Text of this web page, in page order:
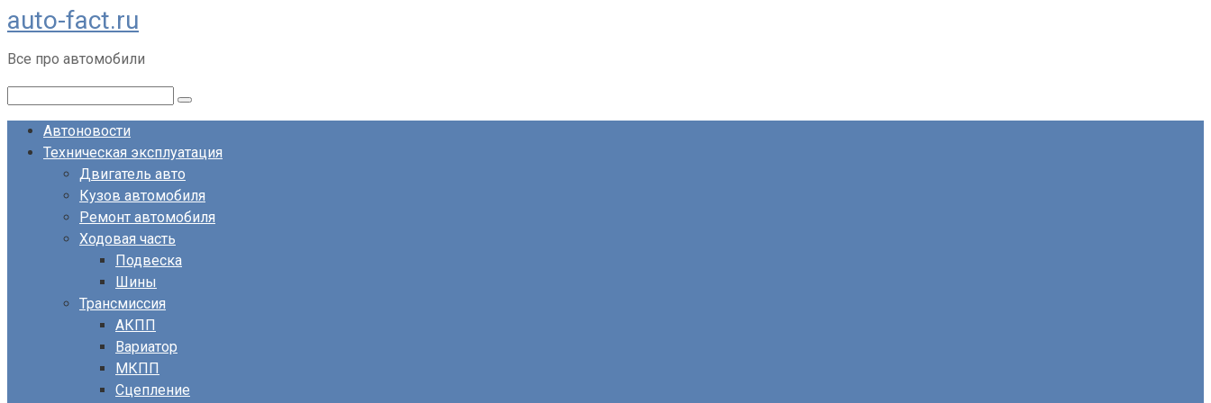
Перейти
к
контенту
auto-fact.ru
Все про автомобили
Автоновости
Техническая эксплуатация
Двигатель авто
Кузов автомобиля
Ремонт автомобиля
Ходовая часть
Подвеска
Шины
Трансмиссия
АКПП
Вариатор
МКПП
Сцепление